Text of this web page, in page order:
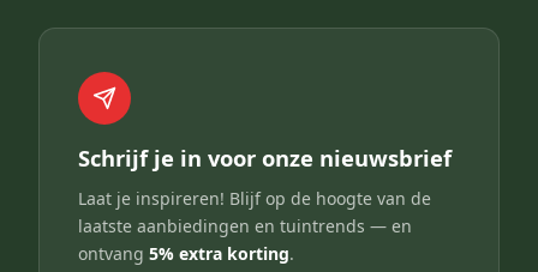
Schrijf je in voor onze nieuwsbrief
Laat je inspireren! Blijf op de hoogte van de
laatste aanbiedingen en tuintrends — en
ontvang 5% extra korting.